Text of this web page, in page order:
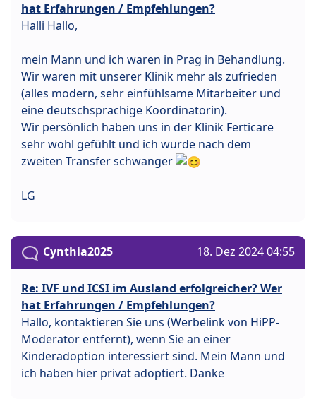
hat Erfahrungen / Empfehlungen?
Halli Hallo,
mein Mann und ich waren in Prag in Behandlung.
Wir waren mit unserer Klinik mehr als zufrieden
(alles modern, sehr einfühlsame Mitarbeiter und
eine deutschsprachige Koordinatorin).
Wir persönlich haben uns in der Klinik Ferticare
sehr wohl gefühlt und ich wurde nach dem
zweiten Transfer schwanger
LG
Cynthia2025 18. Dez 2024 04:55
Re: IVF und ICSI im Ausland erfolgreicher? Wer
hat Erfahrungen / Empfehlungen?
Hallo, kontaktieren Sie uns (Werbelink von HiPP-
Moderator entfernt), wenn Sie an einer
Kinderadoption interessiert sind. Mein Mann und
ich haben hier privat adoptiert. Danke